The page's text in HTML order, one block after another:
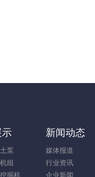
泵
组
掘机
新闻动态
媒体报道
行业资讯
企业新闻